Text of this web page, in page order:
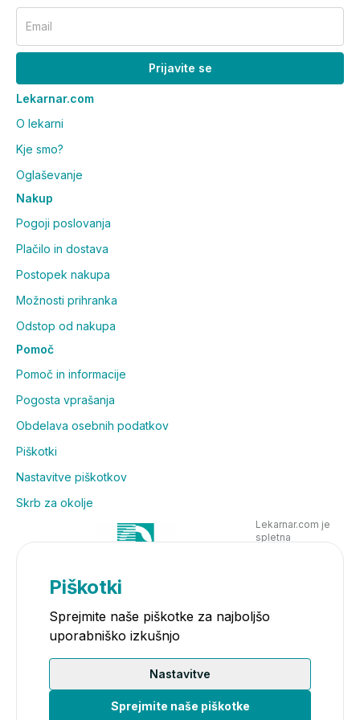
Ali je izdelek primeren za
vegetarijance in vegane?
Izdelek je primeren za vegetarijance. Ni primeren za
pridobljen iz lanolina (ovčje volne).
Email
Prijavite se
Lekarnar.com
O lekarni
Kje smo?
Oglaševanje
Nakup
Pogoji poslovanja
Plačilo in dostava
Postopek nakupa
Možnosti prihranka
Odstop od nakupa
Pomoč
Pomoč in informacije
Pogosta vprašanja
Obdelava osebnih podatkov
Piškotki
Nastavitve piškotkov
Skrb za okolje
Lekarnar.com je
spletna
Piškotki
Sprejmite naše piškotke za najboljšo
uporabniško izkušnjo
Nastavitve
Sprejmite naše piškotke